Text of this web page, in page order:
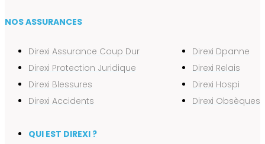
NOS ASSURANCES
Direxi Assurance Coup Dur
Direxi Protection Juridique
Direxi Blessures
Direxi Accidents
Direxi Dpanne
Direxi Relais
Direxi Hospi
Direxi Obsèques
QUI EST DIREXI ?